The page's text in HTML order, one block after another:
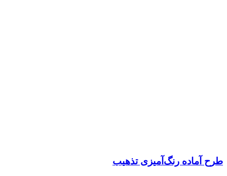
طرح آماده رنگ‌آمیزی تذهیب